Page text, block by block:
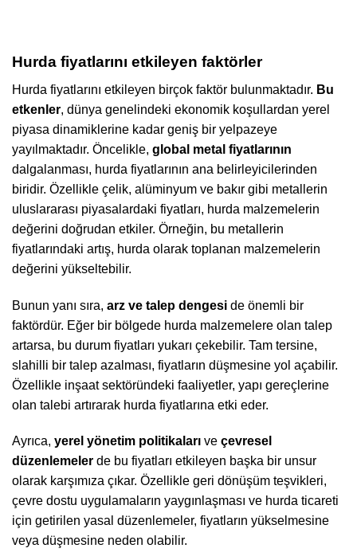
Hurda fiyatlarını etkileyen faktörler
Hurda fiyatlarını etkileyen birçok faktör bulunmaktadır. Bu
etkenler, dünya genelindeki ekonomik koşullardan yerel
piyasa dinamiklerine kadar geniş bir yelpazeye
yayılmaktadır. Öncelikle, global metal fiyatlarının
dalgalanması, hurda fiyatlarının ana belirleyicilerinden
biridir. Özellikle çelik, alüminyum ve bakır gibi metallerin
uluslararası piyasalardaki fiyatları, hurda malzemelerin
değerini doğrudan etkiler. Örneğin, bu metallerin
fiyatlarındaki artış, hurda olarak toplanan malzemelerin
değerini yükseltebilir.
Bunun yanı sıra, arz ve talep dengesi de önemli bir
faktördür. Eğer bir bölgede hurda malzemelere olan talep
artarsa, bu durum fiyatları yukarı çekebilir. Tam tersine,
slahilli bir talep azalması, fiyatların düşmesine yol açabilir.
Özellikle inşaat sektöründeki faaliyetler, yapı gereçlerine
olan talebi artırarak hurda fiyatlarına etki eder.
Ayrıca, yerel yönetim politikaları ve çevresel
düzenlemeler de bu fiyatları etkileyen başka bir unsur
olarak karşımıza çıkar. Özellikle geri dönüşüm teşvikleri,
çevre dostu uygulamaların yaygınlaşması ve hurda ticareti
için getirilen yasal düzenlemeler, fiyatların yükselmesine
veya düşmesine neden olabilir.